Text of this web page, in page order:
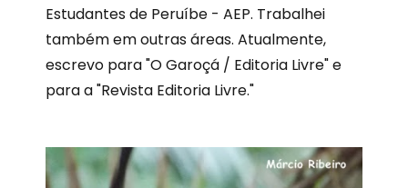
Estudantes de Peruíbe - AEP. Trabalhei
também em outras áreas. Atualmente,
escrevo para "O Garoçá / Editoria Livre" e
para a "Revista Editoria Livre."